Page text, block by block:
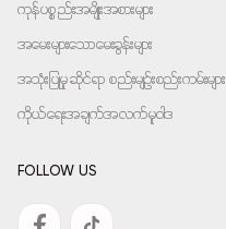
ကုန်ပစ္စည်းအမျိုးအစားများ
အမေးများသောမေးခွန်းများ
အသုံးပြုမှုဆိုင်ရာ စည်းမျဉ်းစည်းကမ်းများ
ကိုယ်ရေးအချက်အလက်မူဝါဒ
FOLLOW US